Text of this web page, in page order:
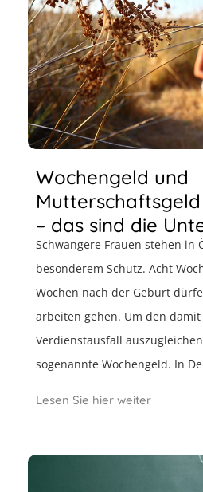
Wochengeld und
– das sind die
Schwangere Frauen stehen in
besonderem Schutz. Acht
Wochen nach der Geburt
arbeiten gehen. Um den
Verdienstausfall
sogenannte Wochengeld. In
Lesen Sie hier weiter